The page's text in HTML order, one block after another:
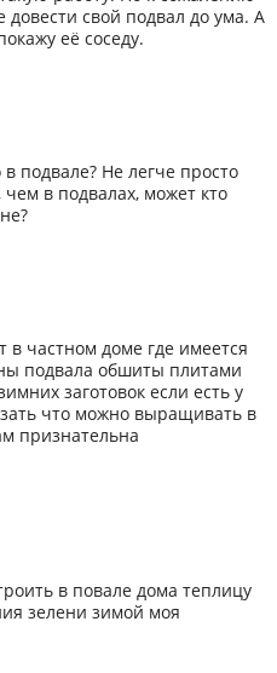
довести свой подвал до ума. А
её соседу.
подвале? Не легче просто
в подвалах, может кто
частном доме где имеется
подвала обшиты плитами
заготовок если есть у
что можно выращивать в
признательна
в повале дома теплицу
зелени зимой моя